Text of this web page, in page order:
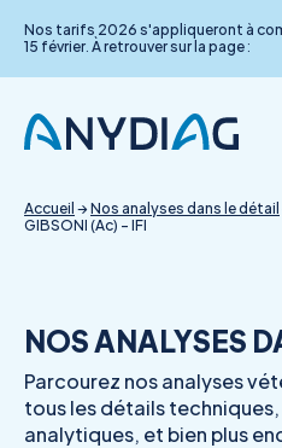
Nos tarifs 2026 s'appliqueront à
15 février. À retrouver sur la page :
content
Accueil →Nos analyses dans le détail
GIBSONI (Ac) – IFI
NOS ANALYSES
Parcourez nos analyses
tous les détails
analytiques, et bien plus